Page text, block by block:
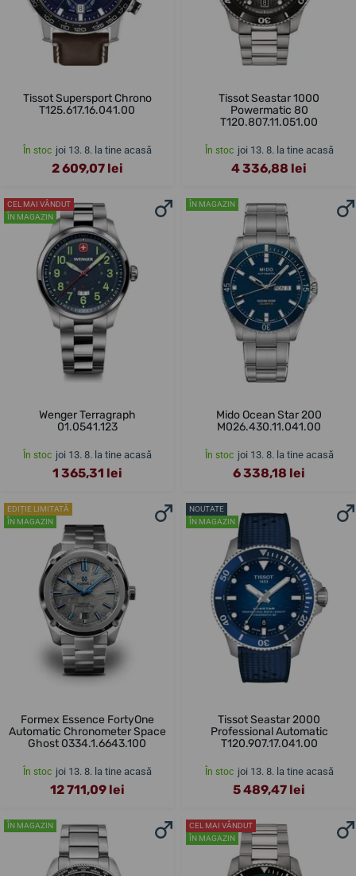
Tissot Supersport Chrono
T125.617.16.041.00
În stoc joi 13. 8. la tine acasă
2 609,07 lei
Tissot Seastar 1000
Powermatic 80
T120.807.11.051.00
În stoc joi 13. 8. la tine acasă
4 336,88 lei
CEL MAI VÂNDUT
ÎN MAGAZIN
Wenger Terragraph
01.0541.123
În stoc joi 13. 8. la tine acasă
1 365,31 lei
ÎN MAGAZIN
Mido Ocean Star 200
M026.430.11.041.00
În stoc joi 13. 8. la tine acasă
6 338,18 lei
EDIȚIE LIMITATĂ
ÎN MAGAZIN
Formex Essence FortyOne
Automatic Chronometer Space
Ghost 0334.1.6643.100
În stoc joi 13. 8. la tine acasă
12 711,09 lei
NOUTATE
ÎN MAGAZIN
Tissot Seastar 2000
Professional Automatic
T120.907.17.041.00
În stoc joi 13. 8. la tine acasă
5 489,47 lei
ÎN MAGAZIN
CEL MAI VÂNDUT
ÎN MAGAZIN